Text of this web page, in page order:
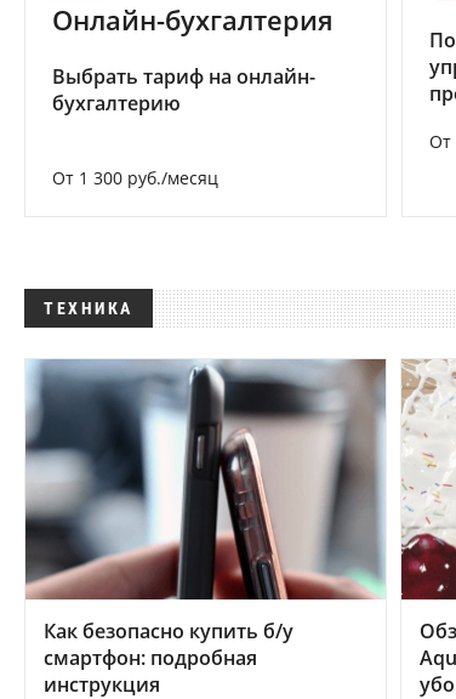
Онлайн-бухгалтерия
Выбрать тариф на онлайн-
бухгалтерию
От 1 300 руб./месяц
От
ТЕХНИКА
Как безопасно купить б/у
смартфон: подробная
инструкция